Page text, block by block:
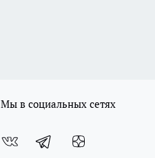
Мы в социальных сетях